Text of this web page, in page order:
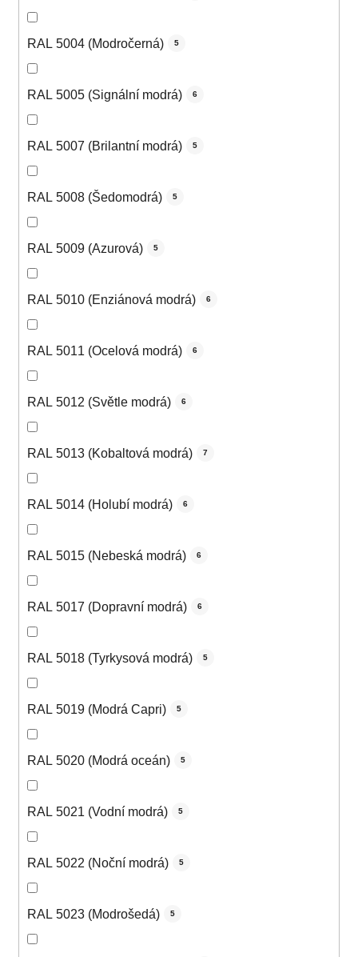
RAL 5004 (Modročerná) 5
RAL 5005 (Signální modrá) 6
RAL 5007 (Brilantní modrá) 5
RAL 5008 (Šedomodrá) 5
RAL 5009 (Azurová) 5
RAL 5010 (Enziánová modrá) 6
RAL 5011 (Ocelová modrá) 6
RAL 5012 (Světle modrá) 6
RAL 5013 (Kobaltová modrá) 7
RAL 5014 (Holubí modrá) 6
RAL 5015 (Nebeská modrá) 6
RAL 5017 (Dopravní modrá) 6
RAL 5018 (Tyrkysová modrá) 5
RAL 5019 (Modrá Capri) 5
RAL 5020 (Modrá oceán) 5
RAL 5021 (Vodní modrá) 5
RAL 5022 (Noční modrá) 5
RAL 5023 (Modrošedá) 5